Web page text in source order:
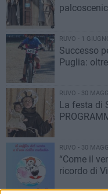
RUVO - 1
Successo
Puglia:
RUVO - 30
La festa di
RUVO - 30
“Come il
ricordo di